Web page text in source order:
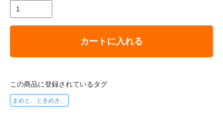
カートに入れる
この商品に登録されているタグ
まめと、ときめき。